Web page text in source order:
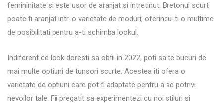
femininitate si este usor de aranjat si intretinut. Bretonul scurt
poate fi aranjat intr-o varietate de moduri, oferindu-ti o multime
de posibilitati pentru a-ti schimba lookul.
Indiferent ce look doresti sa obtii in 2022, poti sa te bucuri de
mai multe optiuni de tunsori scurte. Acestea iti ofera o
varietate de optiuni care pot fi adaptate pentru a se potrivi
nevoilor tale. Fii pregatit sa experimentezi cu noi stiluri si